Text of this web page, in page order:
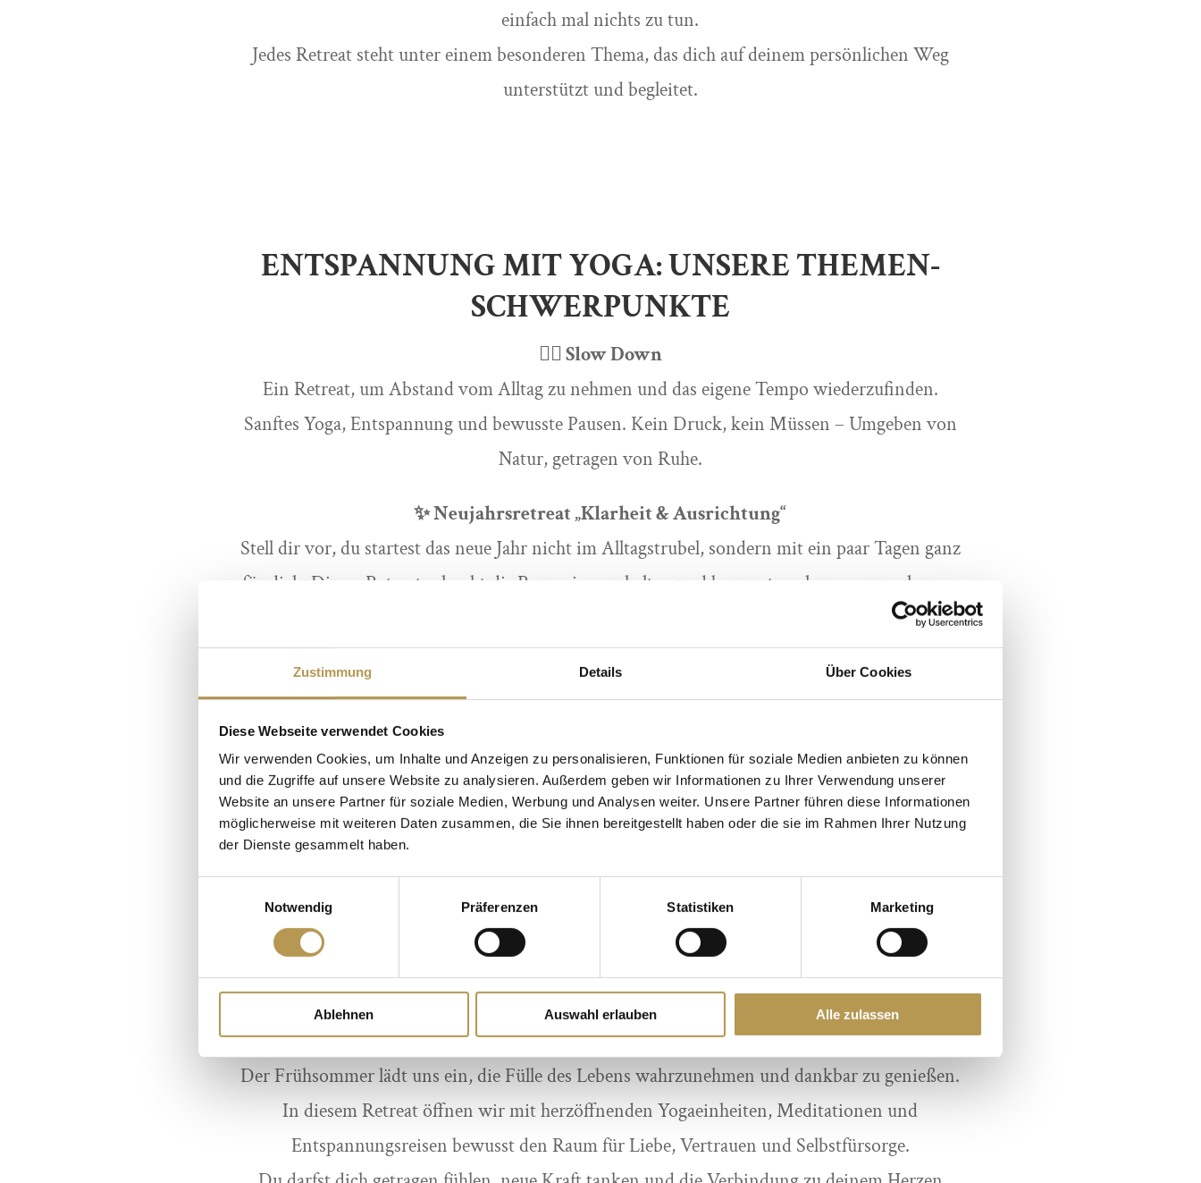
Zustimmung Details Über Cookies
Diese Webseite verwendet Cookies
Wir verwenden Cookies, um Inhalte und Anzeigen zu personalisieren, Funktionen für soziale Medien anbieten zu können
und die Zugriffe auf unsere Website zu analysieren. Außerdem geben wir Informationen zu Ihrer Verwendung unserer
Website an unsere Partner für soziale Medien, Werbung und Analysen weiter. Unsere Partner führen diese Informationen
möglicherweise mit weiteren Daten zusammen, die Sie ihnen bereitgestellt haben oder die sie im Rahmen Ihrer Nutzung
der Dienste gesammelt haben.
Notwendig
Präferenzen Statistiken Marketing
Ablehnen Auswahl erlauben Alle zulassen
einfach mal nichts zu tun.
Jedes Retreat steht unter einem besonderen Thema, das dich auf deinem persönlichen Weg
unterstützt und begleitet.
ENTSPANNUNG MIT YOGA: UNSERE THEMEN-
SCHWERPUNKTE
🧘‍♀️ Slow Down
Ein Retreat, um Abstand vom Alltag zu nehmen und das eigene Tempo wiederzufinden.
Sanftes Yoga, Entspannung und bewusste Pausen. Kein Druck, kein Müssen – Umgeben von
Natur, getragen von Ruhe.
✨ Neujahrsretreat „Klarheit & Ausrichtung“
Stell dir vor, du startest das neue Jahr nicht im Alltagstrubel, sondern mit ein paar Tagen ganz
für dich. Dieses Retreat schenkt dir Raum, innezuhalten und bewusst nach vorne zu schauen.
Mit sanften und zugleich kraftvollen Yogaflows, geführten Meditationen und Übungen zur
Selbstreflexion findest du Klarheit für deine Wünsche und Ausrichtung für deine Ziele.
So kannst du Altes liebevoll loslassen und das Jahr 2026 mit frischer Energie, Leichtigkeit und
🌿 Frühlingsenergie & Neubeginn
Der Frühling ist die Zeit des Aufbruchs, des Wachstums und der Erneuerung – und genau
diese Energie nimmst du in diesem Retreat für dich auf. Mit dynamischen Yogasequenzen,
reinigenden Atemübungen und tiefer Entspannung spürst du Leichtigkeit und Lebensfreude.
Begleitet von Achtsamkeitspraxis und kleinen Impulsen zur Selbstfürsorge kannst du Ballast
loslassen und dich für Neues öffnen.
Du gehst gestärkt, voller Vitalität und mit frischem Schwung zurück in deinen Alltag.
💚 Herzöffnung & innere Fülle
Der Frühsommer lädt uns ein, die Fülle des Lebens wahrzunehmen und dankbar zu genießen.
In diesem Retreat öffnen wir mit herzöffnenden Yogaeinheiten, Meditationen und
Entspannungsreisen bewusst den Raum für Liebe, Vertrauen und Selbstfürsorge.